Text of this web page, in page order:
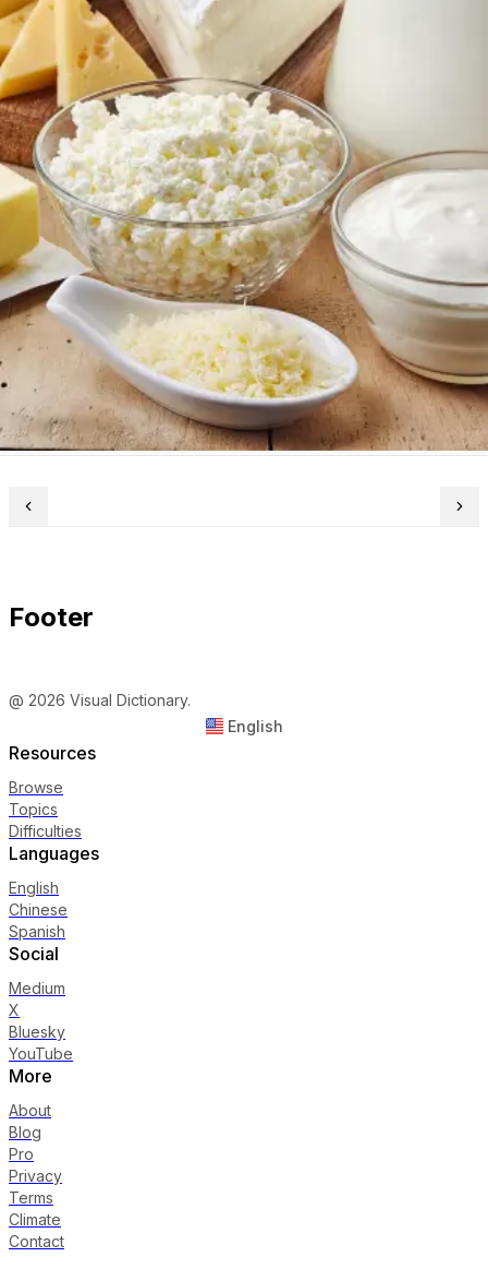
Footer
@ 2026 Visual Dictionary.
English
Resources
Browse
Topics
Difficulties
Languages
English
Chinese
Spanish
Social
Medium
X
Bluesky
YouTube
More
About
Blog
Pro
Privacy
Terms
Climate
Contact